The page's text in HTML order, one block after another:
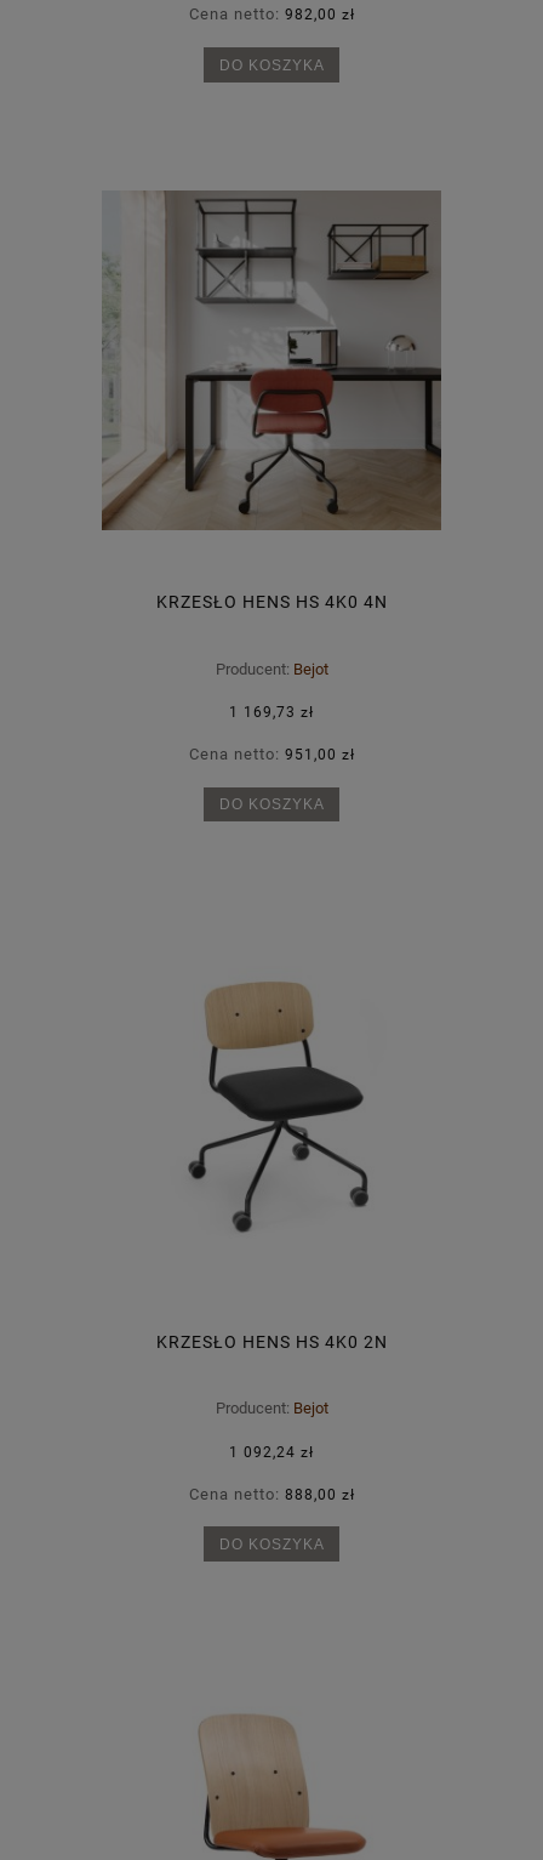
Cena netto: 982,00 zł
DO KOSZYKA
KRZESŁO HENS HS 4K0 4N
Producent: Bejot
1 169,73 zł
Cena netto: 951,00 zł
DO KOSZYKA
KRZESŁO HENS HS 4K0 2N
Producent: Bejot
1 092,24 zł
Cena netto: 888,00 zł
DO KOSZYKA